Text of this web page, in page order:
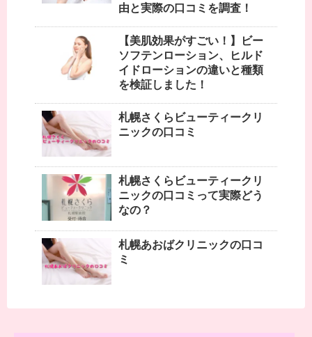
由と実際の口コミを調査！
【美肌効果がすごい！】ビー
ソフテンローション、ヒルド
イドローションの違いと種類
を検証しました！
札幌さくらビューティークリ
ニックの口コミ
札幌さくらビューティークリ
ニックの口コミって実際どう
なの？
札幌あおばクリニックの口コ
ミ